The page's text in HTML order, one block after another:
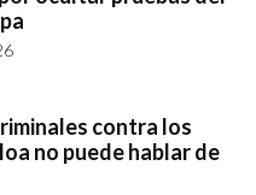
contra los
no puede hablar de